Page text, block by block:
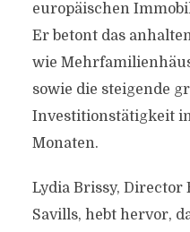
europäischen
Er betont das
wie
sowie die steigende
Investitionstätigkeit
Monaten.
Lydia Brissy, Director
Savills, hebt hervor,